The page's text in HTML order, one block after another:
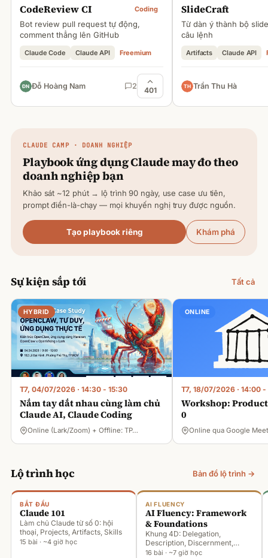
CodeReview CI Coding
Bot review pull request tự động,
comment thẳng lên GitHub
Claude Code Claude API Freemium
Đỗ Hoàng Nam 2 401
SlideCraft
Từ dàn ý thành bộ
câu lệnh
Artifacts Claude API
Trần Thu Hà
CLAUDE CAMP · DOANH NGHIỆP
Playbook ứng dụngClaudemay đo theo
doanh nghiệp bạn
Khảo sát ~12 phút → lộ trình 90 ngày, use case ưu tiên,
prompt điền-là-chạy — mọi khuyến nghị truy được nguồn.
Tạo playbook riêng Khám phá
Sự kiện sắp tới Tất cả
HYBRID
T7, 04/07/2026 · 14:30 - 15:30
Nắm tay dắt nhau cùng làm chủ
Claude AI, Claude Coding
Online (Lark/Zoom) + Offline: TP…
ONLINE
T7, 18/07/2026 · 14:00 -
Workshop:
0
Online qua Google Meet
Lộ trình học Bản đồ lộ trình →
BẮT ĐẦU
Claude 101
Làm chủ Claude từ số 0: hội
thoại, Projects, Artifacts, Skills
15 bài · ~4 giờ học
AI FLUENCY
AI Fluency: Framework
& Foundations
Khung 4D: Delegation,
Description, Discernment,
Diligence
16 bài · ~7 giờ học